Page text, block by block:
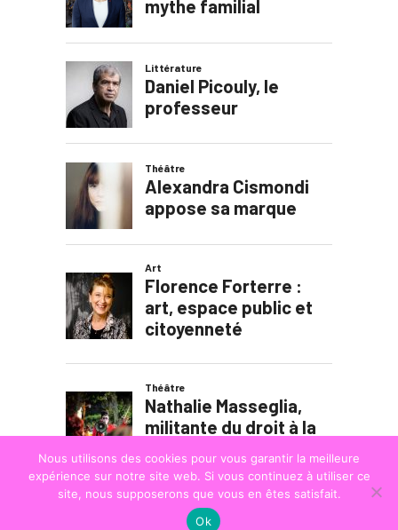
© COPYRIGHTLA STRADA
Nous utilisons des cookies pour vous garantir la meilleure
expérience sur notre site web. Si vous continuez à utiliser ce
site, nous supposerons que vous en êtes satisfait.
Ok